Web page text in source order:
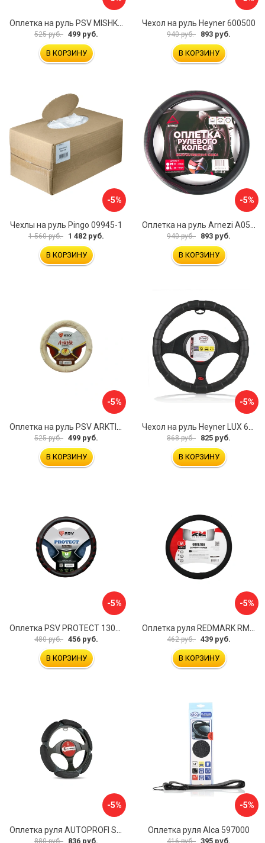
525 руб. 499 руб.
В КОРЗИНУ
Чехол на руль Heyner 600500
940 руб. 893 руб.
В КОРЗИНУ
-5%
Чехлы на руль Pingo 09945-1
1 560 руб. 1 482 руб.
В КОРЗИНУ
-5%
940 руб. 893 руб.
В КОРЗИНУ
-5%
525 руб. 499 руб.
В КОРЗИНУ
-5%
868 руб. 825 руб.
В КОРЗИНУ
-5%
Оплетка PSV PROTECT 130503
480 руб. 456 руб.
В КОРЗИНУ
-5%
Оплетка руля REDMARK RM78002
462 руб. 439 руб.
В КОРЗИНУ
-5%
880 руб. 836 руб.
-5%
Оплетка руля Alca 597000
416 руб. 395 руб.